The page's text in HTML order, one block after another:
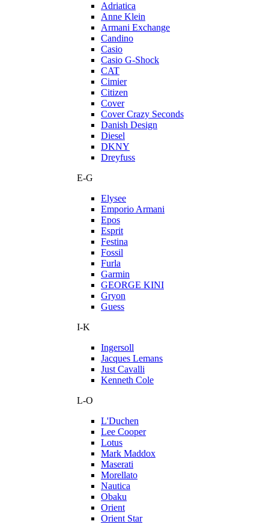
Adriatica
Anne Klein
Armani Exchange
Candino
Casio
Casio G-Shock
CAT
Cimier
Citizen
Cover
Cover Crazy Seconds
Danish Design
Diesel
DKNY
Dreyfuss
E-G
Elysee
Emporio Armani
Epos
Esprit
Festina
Fossil
Furla
Garmin
GEORGE KINI
Gryon
Guess
I-K
Ingersoll
Jacques Lemans
Just Cavalli
Kenneth Cole
L-O
L'Duchen
Lee Cooper
Lotus
Mark Maddox
Maserati
Morellato
Nautica
Obaku
Orient
Orient Star